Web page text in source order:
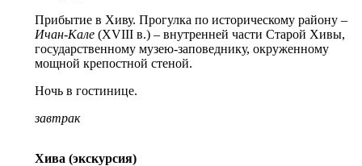
Прибытие в Хиву. Прогулка по историческому району –
Ичан-Кале (XVIII в.) – внутренней части Старой Хивы,
государственному музею-заповеднику, окруженному
мощной крепостной стеной.
Ночь в гостинице.
завтрак
Хива (экскурсия)